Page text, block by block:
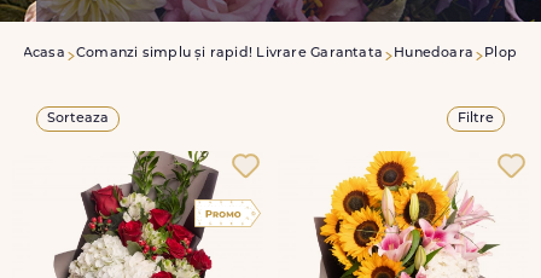
Acasa Comanzi simplu și rapid! Livrare Garantata Hunedoara Plop
Sorteaza Filtre